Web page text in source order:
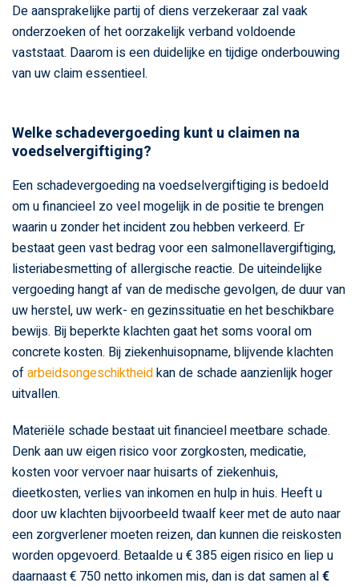
De aansprakelijke partij of diens verzekeraar zal vaak
onderzoeken of het oorzakelijk verband voldoende
vaststaat. Daarom is een duidelijke en tijdige onderbouwing
van uw claim essentieel.
Welke schadevergoeding kunt u claimen na
voedselvergiftiging?
Een schadevergoeding na voedselvergiftiging is bedoeld
om u financieel zo veel mogelijk in de positie te brengen
waarin u zonder het incident zou hebben verkeerd. Er
bestaat geen vast bedrag voor een salmonellavergiftiging,
listeriabesmetting of allergische reactie. De uiteindelijke
vergoeding hangt af van de medische gevolgen, de duur van
uw herstel, uw werk- en gezinssituatie en het beschikbare
bewijs. Bij beperkte klachten gaat het soms vooral om
concrete kosten. Bij ziekenhuisopname, blijvende klachten
ofarbeidsongeschiktheidkan de schade aanzienlijk hoger
uitvallen.
Materiële schade bestaat uit financieel meetbare schade.
Denk aan uw eigen risico voor zorgkosten, medicatie,
kosten voor vervoer naar huisarts of ziekenhuis,
dieetkosten, verlies van inkomen en hulp in huis. Heeft u
door uw klachten bijvoorbeeld twaalf keer met de auto naar
een zorgverlener moeten reizen, dan kunnen die reiskosten
worden opgevoerd. Betaalde u € 385 eigen risico en liep u
daarnaast € 750 netto inkomen mis, dan is dat samen al€